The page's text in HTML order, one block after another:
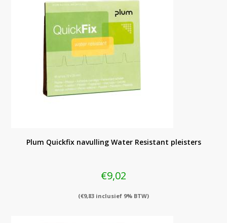
Plum Quickfix navulling Water Resistant pleisters
€9,02
(€9,83 inclusief 9% BTW)